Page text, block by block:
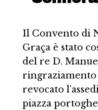
Il Convento di
Graça è stato
del re D.
revocato
piazza